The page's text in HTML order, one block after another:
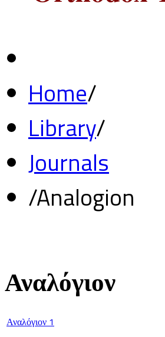
Home/
Library/
Journals
/Analogion
Αναλόγιον
Αναλόγιον 1